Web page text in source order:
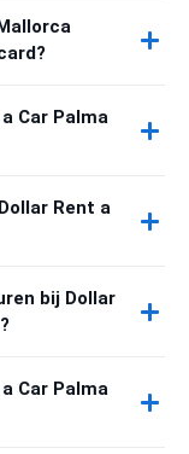
Car Palma
Rent a
bij Dollar
Car Palma